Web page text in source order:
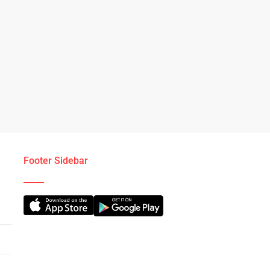
Footer Sidebar